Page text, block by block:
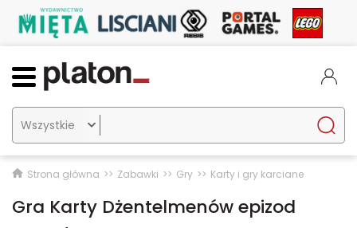

Strona główna Zabawki Gry Karty i gry karciane
Gra Karty Dżentelmenów epizod